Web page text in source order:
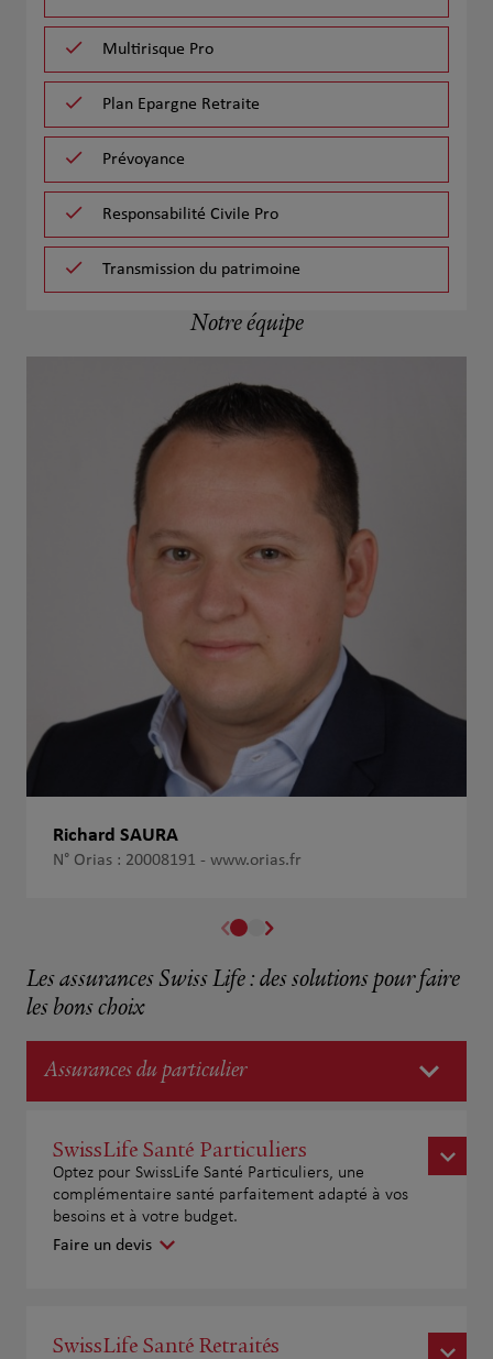
Multirisque Pro
Plan Epargne Retraite
Prévoyance
Responsabilité Civile Pro
Transmission du patrimoine
Notre équipe
Richard SAURA
N° Orias : 20008191 - www.orias.fr
Les assurances Swiss Life : des solutions pour faire
les bons choix
Assurances du particulier
SwissLife Santé Particuliers
Optez pour SwissLife Santé Particuliers, une
complémentaire santé parfaitement adapté à vos
besoins et à votre budget.
Faire un devis
SwissLife Santé Retraités